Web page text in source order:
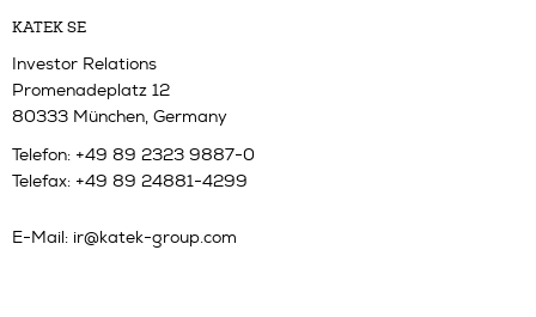
KATEK SE
Investor Relations
Promenadeplatz 12
80333 München, Germany
Telefon: +49 89 2323 9887-0
Telefax: +49 89 24881-4299
E-Mail: ir@katek-group.com